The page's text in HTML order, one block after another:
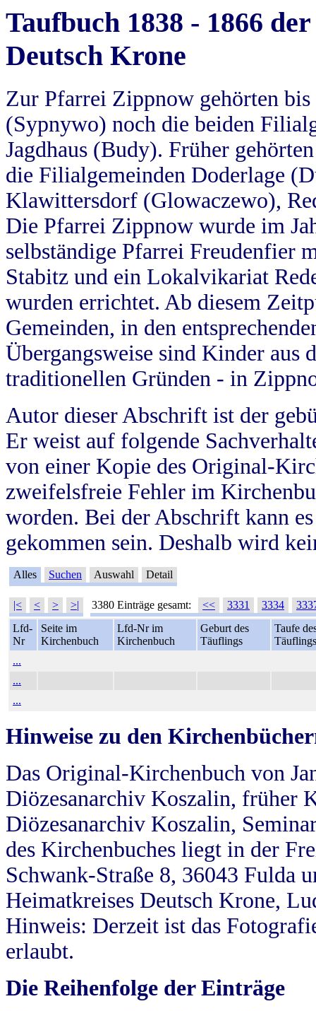
Taufbuch 1838 - 1866
Deutsch Krone
Zur Pfarrei Zippnow gehörten
(Sypnywo) noch die beiden
Jagdhaus (Budy). Früher
die Filialgemeinden Doderlage
Klawittersdorf (Glowaczewo),
Die Pfarrei Zippnow wurde im
selbständige Pfarrei Freudenfier
Stabitz und ein Lokalvikariat
wurden errichtet. Ab diesem
Gemeinden, in den
Übergangsweise sind Kinder aus
traditionellen Gründen - in
Autor dieser Abschrift ist der
Er weist auf folgende
von einer Kopie des Original-
zweifelsfreie Fehler im
worden. Bei der Abschrift kann
gekommen sein. Deshalb wird
Alles Suchen Auswahl Detail
|< < > >| 3380 Einträge gesamt: << 3331 3334
Lfd-
Nr
Seite im
Kirchenbuch
Lfd-Nr im
Kirchenbuch
Geburt des
Täuflings
Taufe
Täuflings
...
...
...
Hinweise zu den
Das Original-Kirchenbuch von
Diözesanarchiv Koszalin, früher
Diözesanarchiv Koszalin,
des Kirchenbuches liegt in der
Schwank-Straße 8, 36043 Fulda
Heimatkreises Deutsch Krone,
Hinweis: Derzeit ist das
erlaubt.
Die Reihenfolge der Einträge